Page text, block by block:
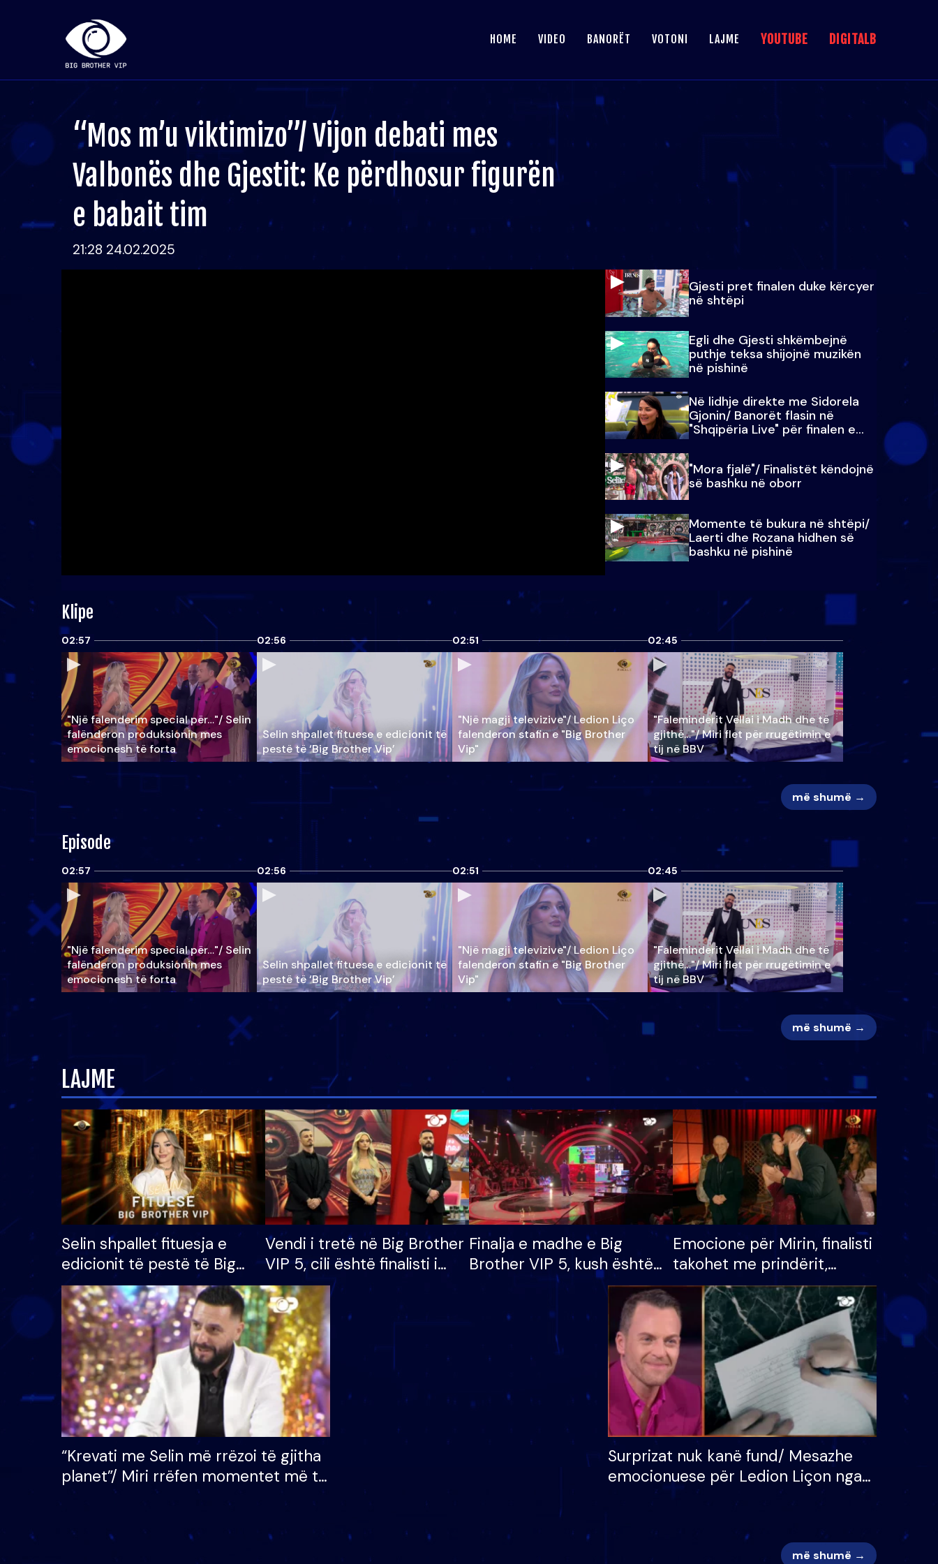
HOME VIDEO BANORËT VOTONI LAJME YOUTUBE DIGITALB
“Mos m’u viktimizo”/ Vijon debati mes
Valbonës dhe Gjestit: Ke përdhosur figurën
e babait tim
21:28 24.02.2025
Gjesti pret finalen duke kërcyer
në shtëpi
Egli dhe Gjesti shkëmbejnë
puthje teksa shijojnë muzikën
në pishinë
Në lidhje direkte me Sidorela
Gjonin/ Banorët flasin në
"Shqipëria Live" për finalen e
madhe
"Mora fjalë"/ Finalistët këndojnë
së bashku në oborr
Momente të bukura në shtëpi/
Laerti dhe Rozana hidhen së
bashku në pishinë
Klipe
02:57
"Një falenderim special për…"/ Selin
falënderon produksionin mes
emocionesh të forta
02:56
Selin shpallet fituese e edicionit të
pestë të ‘Big Brother Vip’
02:51
"Një magji televizive"/ Ledion Liço
falenderon stafin e "Big Brother
Vip"
02:45
"Faleminderit Vëllai i Madh dhe të
gjithë…"/ Miri flet për rrugëtimin e
tij në BBV
më shumë →
Episode
02:57
"Një falenderim special për…"/ Selin
falënderon produksionin mes
emocionesh të forta
02:56
Selin shpallet fituese e edicionit të
pestë të ‘Big Brother Vip’
02:51
"Një magji televizive"/ Ledion Liço
falenderon stafin e "Big Brother
Vip"
02:45
"Faleminderit Vëllai i Madh dhe të
gjithë…"/ Miri flet për rrugëtimin e
tij në BBV
më shumë →
LAJME
Selin shpallet fituesja e
edicionit të pestë të Big
Brother VIP, rrëmben
çmimin e madh prej 100
mijë eurosh
Vendi i tretë në Big Brother
VIP 5, cili është finalisti i
radhës që lë shtëpinë
Finalja e madhe e Big
Brother VIP 5, kush është
banori i parë që lë shtëpinë
dhe humb mundësinë për
të fituar çmimin e madh
Emocione për Mirin, finalisti
takohet me prindërit,
vajzën dhe bashkëshorten:
S’kemi ndonjë letër divorci
apo jo?
“Krevati me Selin më rrëzoi të gjitha
planet”/ Miri rrëfen momentet më të
bukura në shtëpinë e BB VIP: Do më
Surprizat nuk kanë fund/ Mesazhe
emocionuese për Ledion Liçon nga
nëna dhe fëmijët e tij, moderatori
më shumë →